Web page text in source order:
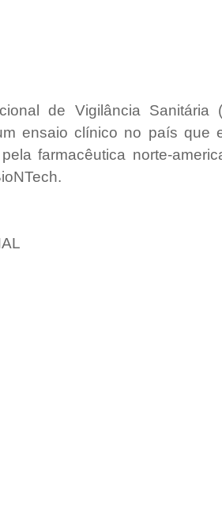
de Vigilância Sanitária
ensaio clínico no país que
farmacêutica norte-